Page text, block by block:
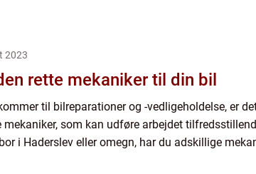
2023
rette mekaniker til din bil
til bilreparationer og -vedligeholdelse, er
mekaniker, som kan udføre arbejdet
i Haderslev eller omegn, har du adskillige